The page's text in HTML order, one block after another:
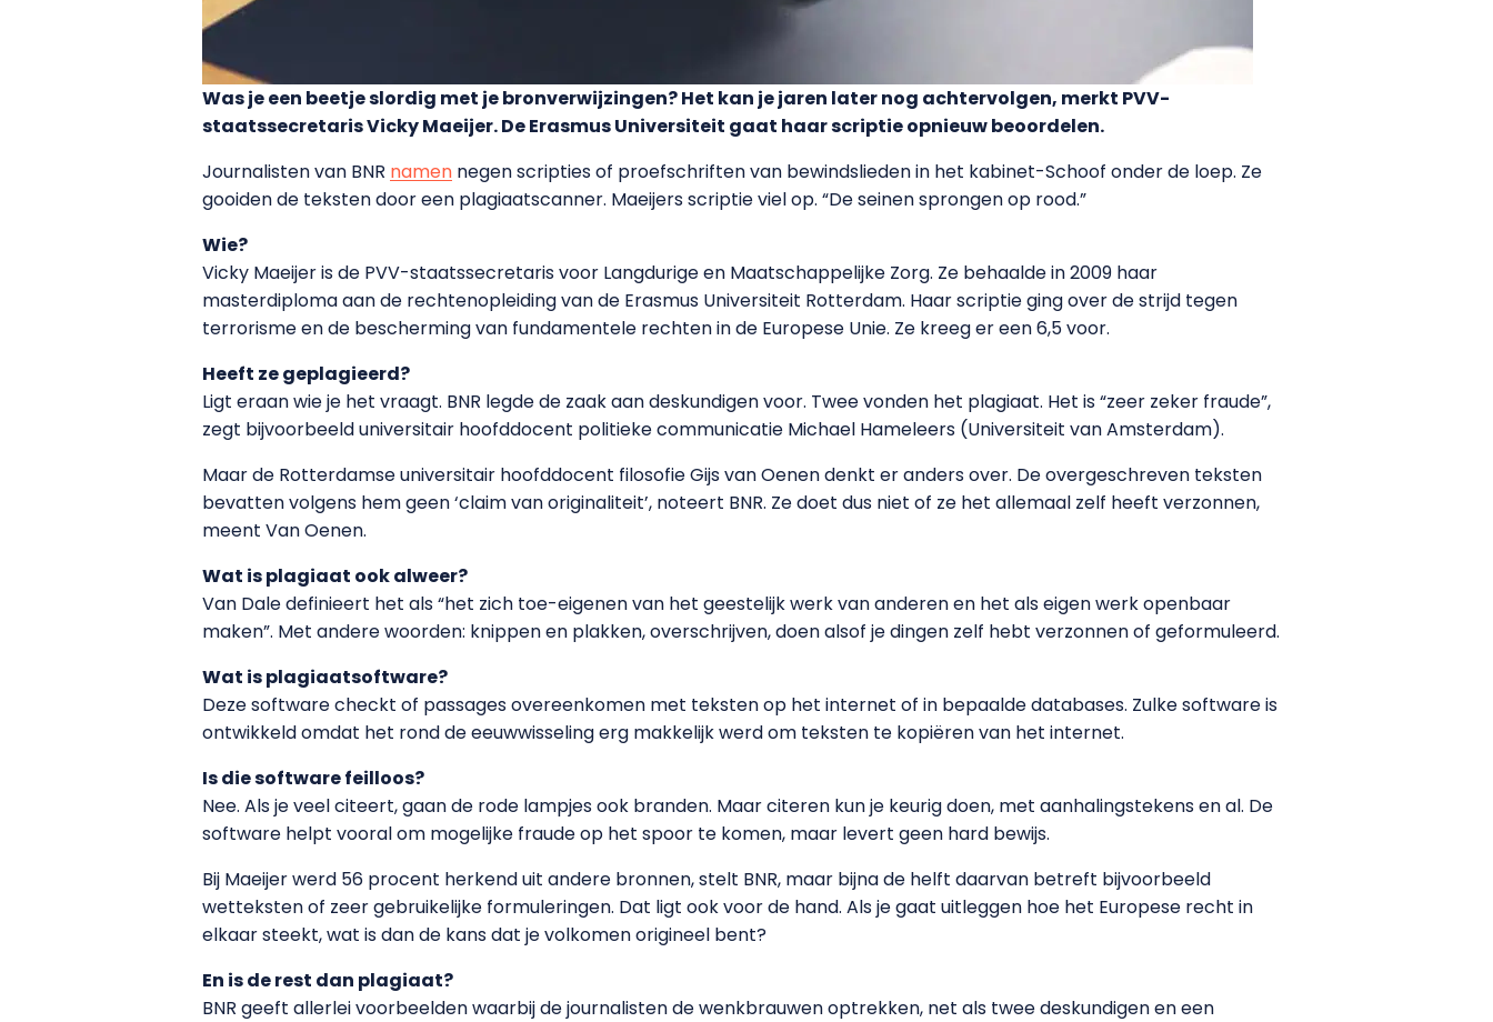
Was je een beetje slordig met je bronverwijzingen? Het kan je jaren later nog achtervolgen, merkt PVV-
staatssecretaris Vicky Maeijer. De Erasmus Universiteit gaat haar scriptie opnieuw beoordelen.
Journalisten van BNR namen negen scripties of proefschriften van bewindslieden in het kabinet-Schoof onder de loep. Ze
gooiden de teksten door een plagiaatscanner. Maeijers scriptie viel op. “De seinen sprongen op rood.”
Wie?
Vicky Maeijer is de PVV-staatssecretaris voor Langdurige en Maatschappelijke Zorg. Ze behaalde in 2009 haar
masterdiploma aan de rechtenopleiding van de Erasmus Universiteit Rotterdam. Haar scriptie ging over de strijd tegen
terrorisme en de bescherming van fundamentele rechten in de Europese Unie. Ze kreeg er een 6,5 voor.
Heeft ze geplagieerd?
Ligt eraan wie je het vraagt. BNR legde de zaak aan deskundigen voor. Twee vonden het plagiaat. Het is “zeer zeker fraude”,
zegt bijvoorbeeld universitair hoofddocent politieke communicatie Michael Hameleers (Universiteit van Amsterdam).
Maar de Rotterdamse universitair hoofddocent filosofie Gijs van Oenen denkt er anders over. De overgeschreven teksten
bevatten volgens hem geen ‘claim van originaliteit’, noteert BNR. Ze doet dus niet of ze het allemaal zelf heeft verzonnen,
meent Van Oenen.
Wat is plagiaat ook alweer?
Van Dale definieert het als “het zich toe-eigenen van het geestelijk werk van anderen en het als eigen werk openbaar
maken”. Met andere woorden: knippen en plakken, overschrijven, doen alsof je dingen zelf hebt verzonnen of geformuleerd.
Wat is plagiaatsoftware?
Deze software checkt of passages overeenkomen met teksten op het internet of in bepaalde databases. Zulke software is
ontwikkeld omdat het rond de eeuwwisseling erg makkelijk werd om teksten te kopiëren van het internet.
Is die software feilloos?
Nee. Als je veel citeert, gaan de rode lampjes ook branden. Maar citeren kun je keurig doen, met aanhalingstekens en al. De
software helpt vooral om mogelijke fraude op het spoor te komen, maar levert geen hard bewijs.
Bij Maeijer werd 56 procent herkend uit andere bronnen, stelt BNR, maar bijna de helft daarvan betreft bijvoorbeeld
wetteksten of zeer gebruikelijke formuleringen. Dat ligt ook voor de hand. Als je gaat uitleggen hoe het Europese recht in
elkaar steekt, wat is dan de kans dat je volkomen origineel bent?
En is de rest dan plagiaat?
BNR geeft allerlei voorbeelden waarbij de journalisten de wenkbrauwen optrekken, net als twee deskundigen en een